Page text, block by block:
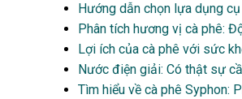
Hướng dẫn chọn lựa dụng
Phân tích hương vị cà phê:
Lợi ích của cà phê với sức
Nước điện giải: Có thật sự
Tìm hiểu về cà phê Syphon: